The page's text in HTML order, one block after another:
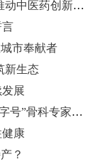
山东两项中药发明专利签约转化 院企协同推动中医药创新发展
言
市奉献者
新生态
展
山东省中医院将举办保膝惠民义诊 15位“国字号”骨科专家齐聚济南
康
？